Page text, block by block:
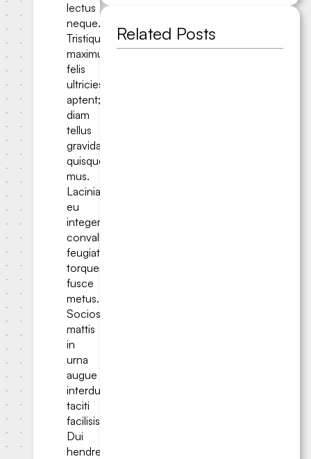
lectus
neque.
Tristique
maximus
felis
ultricies
aptent;
diam
tellus
gravida
quisque
mus.
Lacinia
eu
integer
convallis
feugiat
torquent
fusce
metus.
Sociosqu
mattis
in
urna
augue
interdum
taciti
facilisis?
Dui
hendrerit
Related Posts